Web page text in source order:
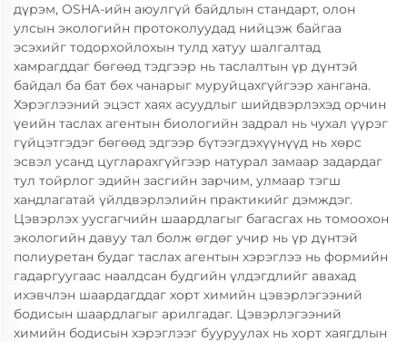
дүрэм, OSHA-ийн аюулгүй байдлын стандарт, олон
улсын экологийн протоколуудад нийцэж байгаа
эсэхийг тодорхойлохын тулд хатуу шалгалтад
хамрагддаг бөгөөд тэдгээр нь таслалтын үр дүнтэй
байдал ба бат бөх чанарыг муруйцахгүйгээр хангана.
Хэрэглээний эцэст хаях асуудлыг шийдвэрлэхэд орчин
үеийн таслах агентын биологийн задрал нь чухал үүрэг
гүйцэтгэдэг бөгөөд эдгээр бүтээгдэхүүнүүд нь хөрс
эсвэл усанд цугларахгүйгээр натурал замаар задардаг
тул тойрлог эдийн засгийн зарчим, улмаар тэгш
хандлагатай үйлдвэрлэлийн практикийг дэмждэг.
Цэвэрлэх уусгагчийн шаардлагыг багасгах нь томоохон
экологийн давуу тал болж өгдөг учир нь үр дүнтэй
полиуретан будаг таслах агентын хэрэглээ нь формийн
гадаргуугаас наалдсан будгийн үлдэгдлийг авахад
ихэвчлэн шаардагддаг хорт химийн цэвэрлэгээний
бодисын шаардлагыг арилгадаг. Цэвэрлэгээний
химийн бодисын хэрэглээг бууруулах нь хорт хаягдлын